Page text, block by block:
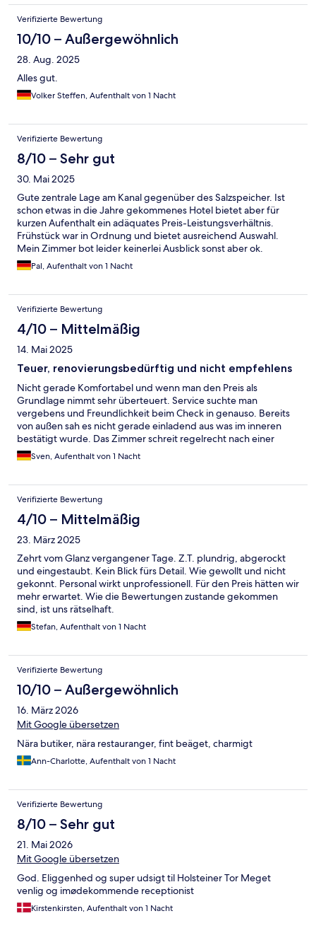
Verifizierte Bewertung
10/10 – Außergewöhnlich
28. Aug. 2025
Alles gut.
Volker Steffen, Aufenthalt von 1 Nacht
Verifizierte Bewertung
8/10 – Sehr gut
30. Mai 2025
Gute zentrale Lage am Kanal gegenüber des Salzspeicher. Ist
schon etwas in die Jahre gekommenes Hotel bietet aber für
kurzen Aufenthalt ein adäquates Preis-Leistungsverhältnis.
Frühstück war in Ordnung und bietet ausreichend Auswahl.
Mein Zimmer bot leider keinerlei Ausblick sonst aber ok.
Pal, Aufenthalt von 1 Nacht
Verifizierte Bewertung
4/10 – Mittelmäßig
14. Mai 2025
Teuer, renovierungsbedürftig und nicht empfehlens
Nicht gerade Komfortabel und wenn man den Preis als
Grundlage nimmt sehr überteuert. Service suchte man
vergebens und Freundlichkeit beim Check in genauso. Bereits
von außen sah es nicht gerade einladend aus was im inneren
bestätigt wurde. Das Zimmer schreit regelrecht nach einer
Renovierung. Positiv das das frühstückspersonal sehr freundlich
und zuvorkommend war und damit der einzige Lichtblick für uns
Sven, Aufenthalt von 1 Nacht
Verifizierte Bewertung
4/10 – Mittelmäßig
23. März 2025
Zehrt vom Glanz vergangener Tage. Z.T. plundrig, abgerockt
und eingestaubt. Kein Blick fürs Detail. Wie gewollt und nicht
gekonnt. Personal wirkt unprofessionell. Für den Preis hätten wir
mehr erwartet. Wie die Bewertungen zustande gekommen
sind, ist uns rätselhaft.
Stefan, Aufenthalt von 1 Nacht
Verifizierte Bewertung
10/10 – Außergewöhnlich
16. März 2026
Mit Google übersetzen
Nära butiker, nära restauranger, fint beäget, charmigt
Ann-Charlotte, Aufenthalt von 1 Nacht
Verifizierte Bewertung
8/10 – Sehr gut
21. Mai 2026
Mit Google übersetzen
God. Eliggenhed og super udsigt til Holsteiner Tor Meget
venlig og imødekommende receptionist
Kirstenkirsten, Aufenthalt von 1 Nacht